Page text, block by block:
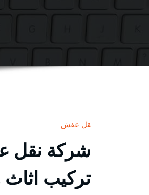
نقل عفش
تركيب